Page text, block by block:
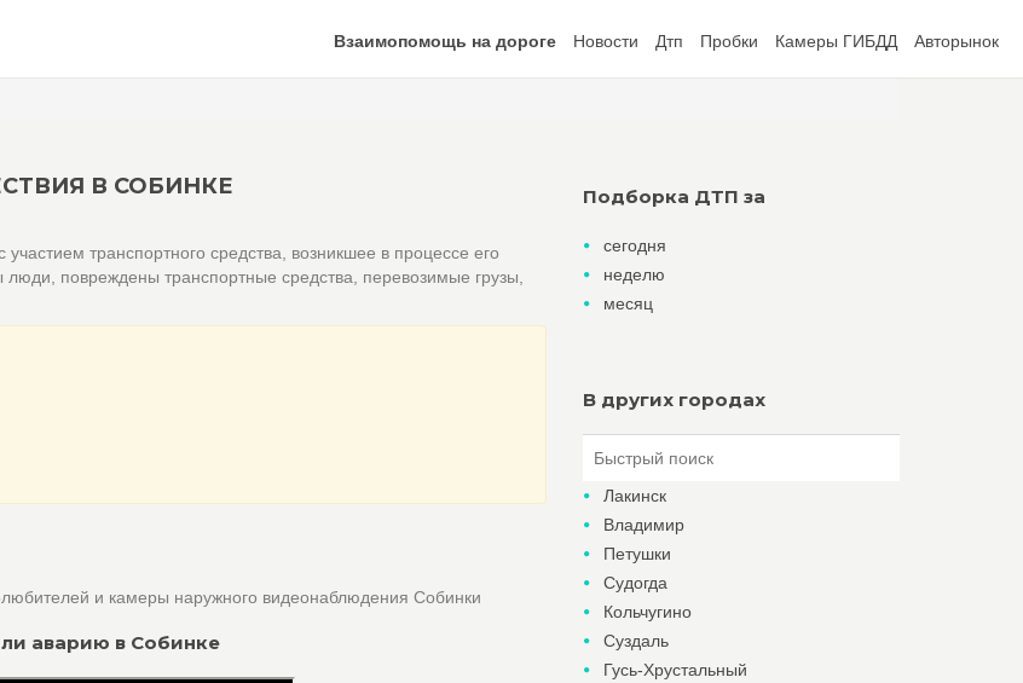
Взаимопомощь на дороге Новости Дтп Пробки Камеры ГИБДД Авторынок
В СОБИНКЕ
транспортного средства, возникшее в процессе его
повреждены транспортные средства, перевозимые грузы,
и камеры наружного видеонаблюдения Собинки
аварию в Собинке
Подборка ДТП за
сегодня
неделю
месяц
В других городах
Лакинск
Владимир
Петушки
Судогда
Кольчугино
Суздаль
Гусь-Хрустальный